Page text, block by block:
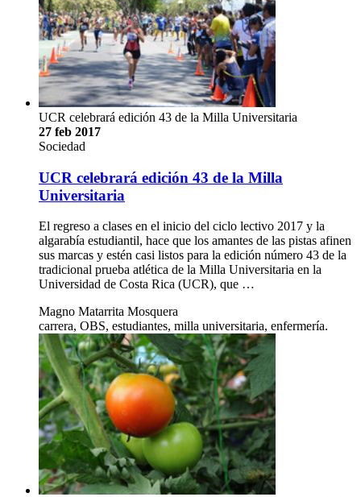
UCR celebrará edición 43 de la Milla Universitaria
27 feb 2017
Sociedad
UCR celebrará edición 43 de la Milla
Universitaria
El regreso a clases en el inicio del ciclo lectivo 2017 y la
algarabía estudiantil, hace que los amantes de las pistas afinen
sus marcas y estén casi listos para la edición número 43 de la
tradicional prueba atlética de la Milla Universitaria en la
Universidad de Costa Rica (UCR), que …
Magno Matarrita Mosquera
carrera, OBS, estudiantes, milla universitaria, enfermería.